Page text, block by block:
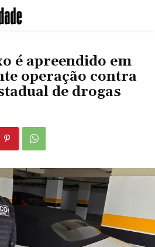
é apreendido em
operação contra
de drogas